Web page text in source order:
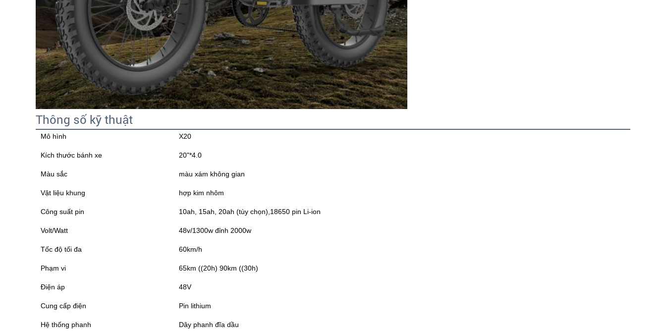
Thông số kỹ thuật
Mô hình X20
Kích thước bánh xe 20"*4.0
Màu sắc màu xám không gian
Vật liệu khung hợp kim nhôm
Công suất pin 10ah, 15ah, 20ah (tùy chọn),18650 pin Li-ion
Volt/Watt 48v/1300w đỉnh 2000w
Tốc độ tối đa 60km/h
Phạm vi 65km ((20h) 90km ((30h)
Điện áp 48V
Cung cấp điện Pin lithium
Hệ thống phanh Dây phanh đĩa dầu